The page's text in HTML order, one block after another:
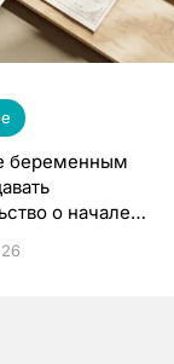
беременным
о начале